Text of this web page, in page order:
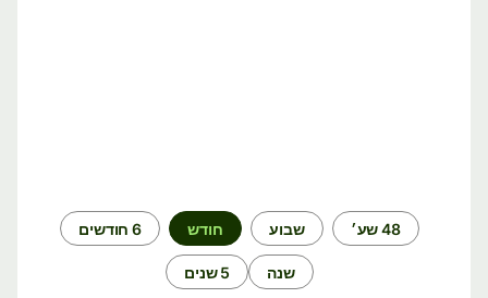
48 שע׳ שבוע חודש 6 חודשים
שנה 5 שנים